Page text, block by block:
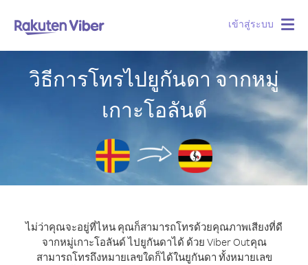
เข้าสู่ระบบ
วิธีการโทรไปยูกันดา จากหมู่
เกาะโอลันด์
ไม่ว่าคุณจะอยู่ที่ไหน คุณก็สามารถโทรด้วยคุณภาพเสียงที่ดี
จากหมู่เกาะโอลันด์ ไปยูกันดาได้ ด้วย Viber Outคุณ
สามารถโทรถึงหมายเลขใดก็ได้ในยูกันดา ทั้งหมายเลข